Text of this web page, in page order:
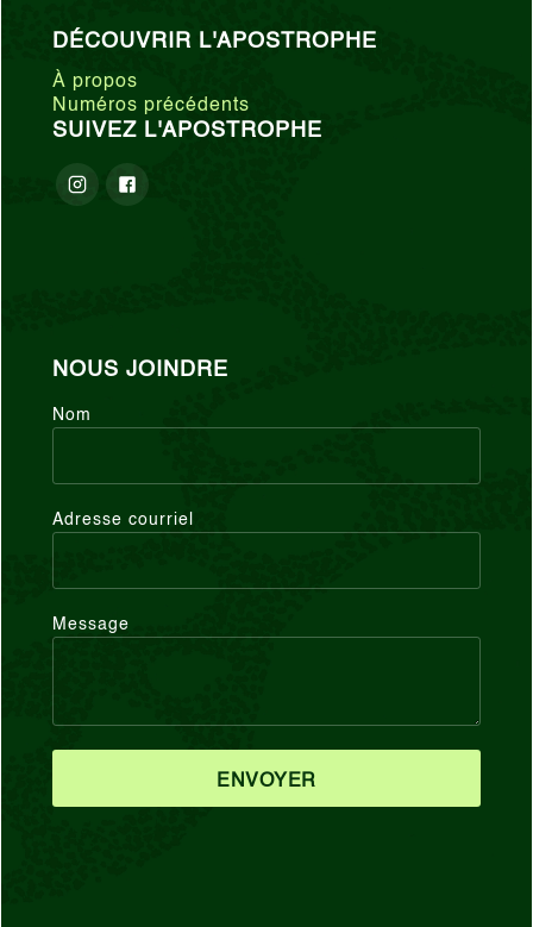
DÉCOUVRIR L'APOSTROPHE
À propos
Numéros précédents
SUIVEZ L'APOSTROPHE
NOUS JOINDRE
Nom
Adresse courriel
Message